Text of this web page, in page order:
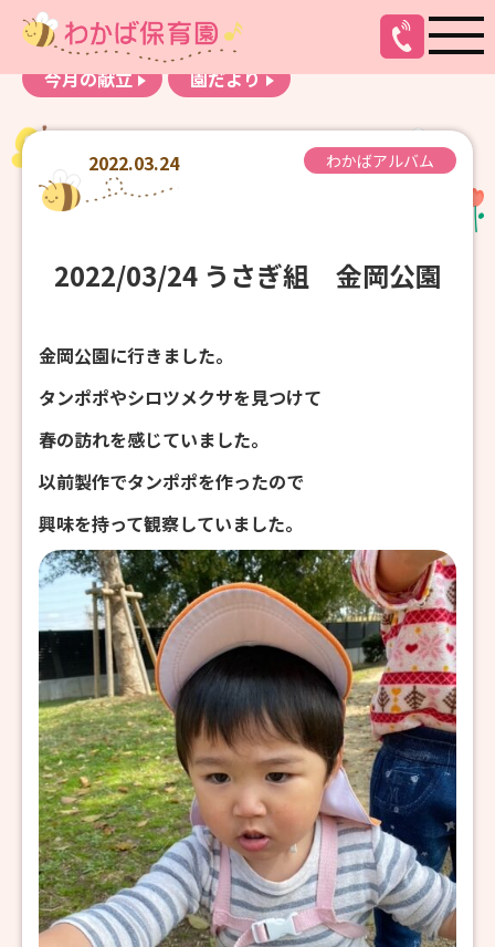
お知らせ
わかばアルバム
今月の献立
園だより
2022.03.24 わかばアルバム
2022/03/24 うさぎ組 金岡公園
金岡公園に行きました。
タンポポやシロツメクサを見つけて
春の訪れを感じていました。
以前製作でタンポポを作ったので
興味を持って観察していました。